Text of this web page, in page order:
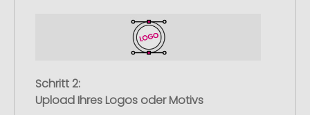
Schritt 2:
Upload Ihres Logos oder Motivs